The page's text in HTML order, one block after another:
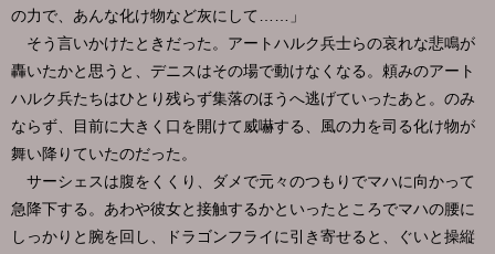
の力で、あんな化け物など灰にして……」
そう言いかけたときだった。アートハルク兵士らの哀れな悲鳴が
轟いたかと思うと、デニスはその場で動けなくなる。頼みのアート
ハルク兵たちはひとり残らず集落のほうへ逃げていったあと。のみ
ならず、目前に大きく口を開けて威嚇する、風の力を司る化け物が
舞い降りていたのだった。
サーシェスは腹をくくり、ダメで元々のつもりでマハに向かって
急降下する。あわや彼女と接触するかといったところでマハの腰に
しっかりと腕を回し、ドラゴンフライに引き寄せると、ぐいと操縦